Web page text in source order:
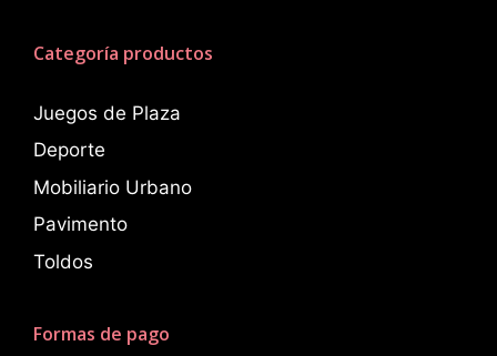
Categoría productos
Juegos de Plaza
Deporte
Mobiliario Urbano
Pavimento
Toldos
Formas de pago